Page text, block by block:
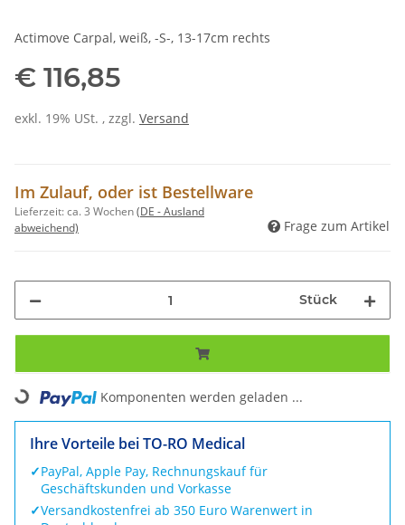
Actimove Carpal, weiß, -S-, 13-17cm rechts
€ 116,85
exkl. 19% USt. , zzgl. Versand
Im Zulauf, oder ist Bestellware
Lieferzeit:ca. 3 Wochen(DE - Ausland
abweichend)
Frage zum Artikel
Stück
Loading... Komponenten werden geladen ...
Ihre Vorteile bei TO-RO Medical
✓PayPal, Apple Pay, Rechnungskauf für
Geschäftskunden und Vorkasse
✓Versandkostenfrei ab 350 Euro Warenwert in